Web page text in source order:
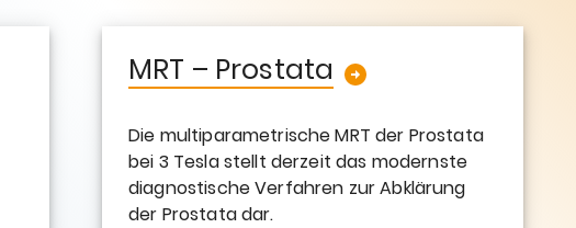
MRT – Prostata
Die multiparametrische MRT der Prostata
bei 3 Tesla stellt derzeit das modernste
diagnostische Verfahren zur Abklärung
der Prostata dar.